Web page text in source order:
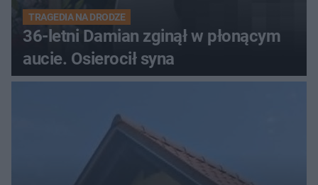
TRAGEDIA NA DRODZE
36-letni Damian zginął w płonącym
aucie. Osierocił syna